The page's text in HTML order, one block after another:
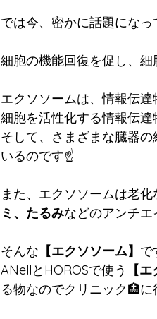
では今、密かに話題になっ
細胞の機能回復を促し、
エクソソームは、情報伝達
細胞を活性化する情報伝達
そして、さまざまな臓器
いるのです☝️
また、エクソソームは老
ミ、たるみなどのアンチエ
そんな 【エクソソーム】 で
ANellとHOROSで使う
【
る物なのでクリニック🏥